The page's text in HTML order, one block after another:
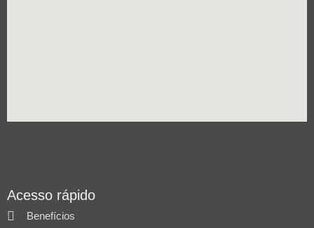
Acesso rápido
Benefícios